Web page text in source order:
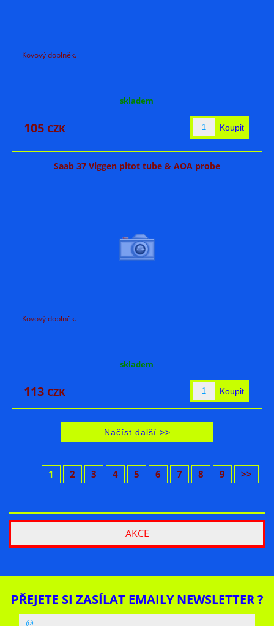
Kovový doplněk.
skladem
105 CZK
Saab 37 Viggen pitot tube & AOA probe
Kovový doplněk.
skladem
113 CZK
1 2 3 4 5 6 7 8 9 >>
AKCE
PŘEJETE SI ZASÍLAT EMAILY NEWSLETTER ?